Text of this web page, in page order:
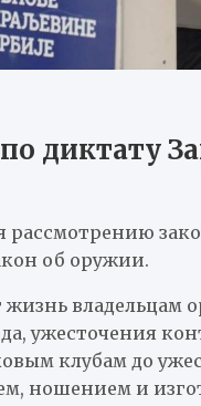
диктату
об оружии.
владельцам
ужесточения
клубам до
ношением и